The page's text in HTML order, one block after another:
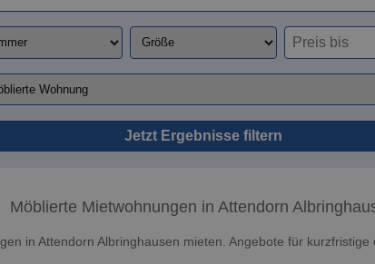
Jetzt Ergebnisse filtern
Möblierte Mietwohnungen in Attendorn
in Attendorn Albringhausen mieten. Angebote für